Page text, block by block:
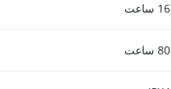
16 ساعت
80 ساعت